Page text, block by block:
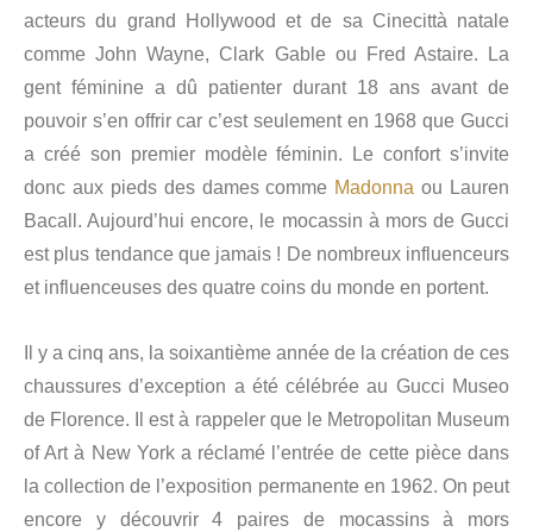
acteurs du grand Hollywood et de sa Cinecittà natale
comme John Wayne, Clark Gable ou Fred Astaire. La
gent féminine a dû patienter durant 18 ans avant de
pouvoir s’en offrir car c’est seulement en 1968 que Gucci
a créé son premier modèle féminin. Le confort s’invite
donc aux pieds des dames comme Madonna ou Lauren
Bacall. Aujourd’hui encore, le mocassin à mors de Gucci
est plus tendance que jamais ! De nombreux influenceurs
et influenceuses des quatre coins du monde en portent.
Il y a cinq ans, la soixantième année de la création de ces
chaussures d’exception a été célébrée au Gucci Museo
de Florence. Il est à rappeler que le Metropolitan Museum
of Art à New York a réclamé l’entrée de cette pièce dans
la collection de l’exposition permanente en 1962. On peut
encore y découvrir 4 paires de mocassins à mors